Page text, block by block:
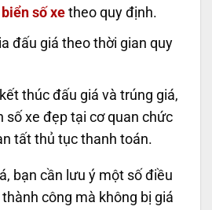
số xetheo quy định.
đấu giá theo thời gian quy
thúc đấu giá và trúng giá,
số xe đẹp tại cơ quan chức
tất thủ tục thanh toán.
bạn cần lưu ý một số điều
công mà không bị giá